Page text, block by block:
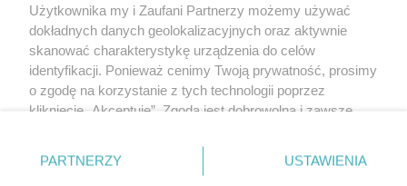
WYDARZENIA
NA SKRÓTY
Użytkownika my i Zaufani Partnerzy możemy używać
dokładnych danych geolokalizacyjnych oraz aktywnie
skanować charakterystykę urządzenia do celów
identyfikacji. Ponieważ cenimy Twoją prywatność, prosimy
o zgodę na korzystanie z tych technologii poprzez
kliknięcie „Akceptuję”. Zgoda jest dobrowolna i zawsze
prywatności znajdujący się w lewym dolnym rogu strony
. Niektóre rodzaje przetwarzania danych nie wymagają
PARTNERZY USTAWIENIA